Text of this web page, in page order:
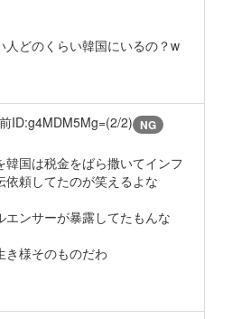
人どのくらい韓国にいるの？w
ID:g4MDM5Mg=(2/2) NG
韓国は税金をばら撒いてインフ
依頼してたのが笑えるよな
エンサーが暴露してたもんな
き様そのものだわ